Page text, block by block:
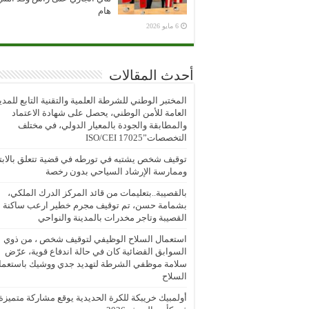
هام
6 مايو 2026
أحدث المقالات
المختبر الوطني للشرطة العلمية والتقنية التابع
العامة للأمن الوطني، يحصل على شهادة الاعتماد
والمطابقة والجودة بالمعيار الدولي، في مختلف
التخصصات”ISO/CEI 17025
توقيف شخص يشتبه في تورطه في قضية تتعلق
وممارسة الإرشاد السياحي بدون رخصة
بالقصيبة..بتعليمات من قائد المركز الدرك الملكي،
بشمامة حسن، تم توقيف مجرم خطير ارعب ساكنة
القصيبة وتاجر مخدرات بالمدينة والنواحي
استعمال السلاح الوظيفي لتوقيف شخص ، من ذوي
السوابق القضائية كان في حالة اندفاع قوية، عرّض
سلامة موظفي الشرطة لتهديد جدي ووشيك
السلاح
أولمبيك خريبكة للكرة الحديدية يوقع مشاركة متميزة